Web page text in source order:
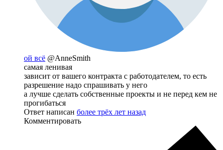
ой всё @AnneSmith
самая ленивая
зависит от вашего контракта с работодателем, то есть
разрешение надо спрашивать у него
а лучше сделать собственные проекты и не перед кем не
прогибаться
Ответ написан более трёх лет назад
Комментировать